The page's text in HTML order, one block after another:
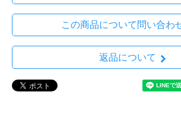
この商品について問い合わ
返品について